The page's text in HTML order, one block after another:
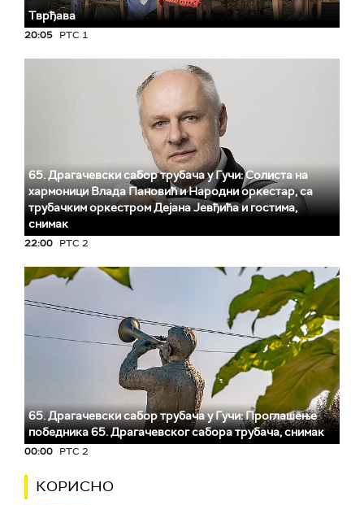
Тврђава
20:05 РТС 1
65. Драгачевски сабор трубача у Гучи: Солиста на
хармоници Влада Пановић и Народни оркестар, са
трубачким оркестром Дејана Јевђића и гостима,
снимак
22:00 РТС 2
65. Драгачевски сабор трубача у Гучи: Проглашење
победника 65. Драгачевског сабора трубача, снимак
00:00 РТС 2
КОРИСНО